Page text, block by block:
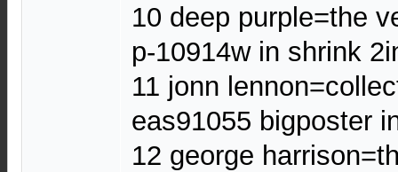
10 deep purple=the
p-10914w in shrink
11 jonn
eas91055 bigposter
12 george